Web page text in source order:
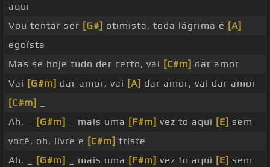
aqui
Vou tentar ser [G#] otimista, toda lágrima é [A]
egoísta
Mas se hoje tudo der certo, vai [C#m] dar amor
Vai [G#m] dar amor, vai [A] dar amor, vai dar amor
[C#m]
Ah, _
[G#m] _ mais uma [F#m] vez to aqui [E] sem
você, oh, livre e [C#m] triste
Ah, _
[G#m] _ mais uma [F#m] vez to aqui [E] sem